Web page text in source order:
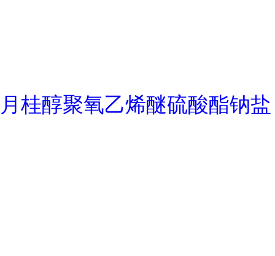
月桂醇聚氧乙烯醚硫酸酯钠盐